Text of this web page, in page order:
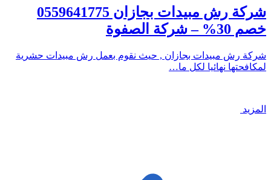
شركة رش مبيدات بجازان 0559641775
خصم 30% – شركة الصفوة
شركة رش مبيدات بجازان , حيث نقوم بعمل رش مبيدات حشرية
لمكافحتها نهائيا لكل ما…
المزيد